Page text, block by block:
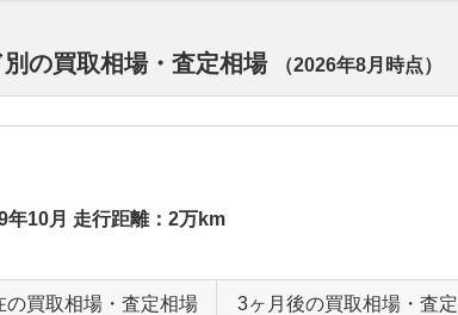
の買取相場・査定相場 （2026年8月 時点）
年10月 走行距離：2万km
の買取相場・査定相場 3ヶ月後の買取相場・査